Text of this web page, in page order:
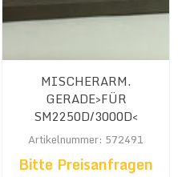
MISCHERARM.
GERADE>FÜR
SM2250D/3000D<
Artikelnummer: 572491
Bitte Preisanfragen